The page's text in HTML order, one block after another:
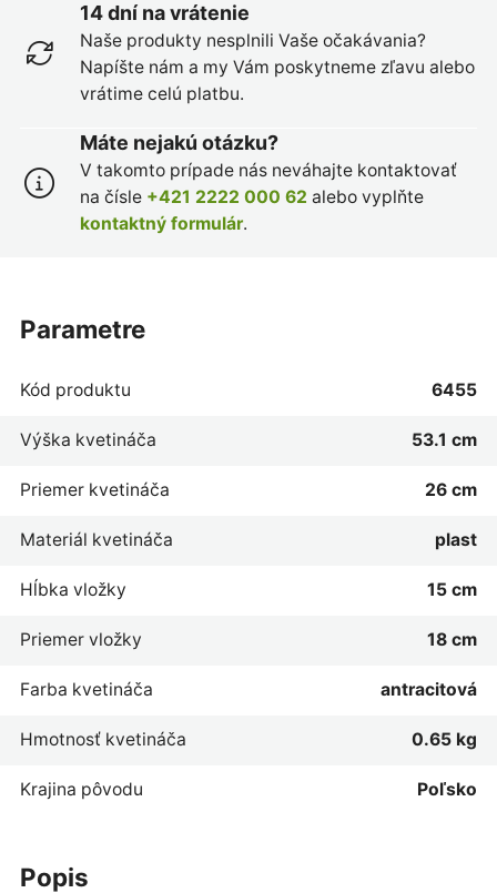
14 dní na vrátenie
Naše produkty nesplnili Vaše očakávania?
Napíšte nám a my Vám poskytneme zľavu alebo
vrátime celú platbu.
Máte nejakú otázku?
V takomto prípade nás neváhajte kontaktovať
na čísle +421 2222 000 62 alebo vyplňte
kontaktný formulár.
popis
parametre
Kód produktu 6455
Výška kvetináča 53.1 cm
Priemer kvetináča 26 cm
Materiál kvetináča plast
Hĺbka vložky 15 cm
Priemer vložky 18 cm
Farba kvetináča antracitová
Hmotnosť kvetináča 0.65 kg
Krajina pôvodu Poľsko